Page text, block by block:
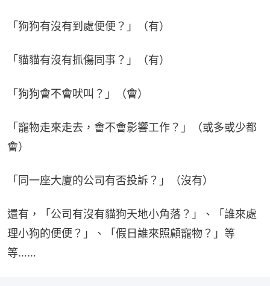
「狗狗有沒有到處便便？」（有）
「貓貓有沒有抓傷同事？」（有）
「狗狗會不會吠叫？」（會）
「寵物走來走去，會不會影響工作？」（或多或少都
會）
「同一座大廈的公司有否投訴？」（沒有）
還有，「公司有沒有貓狗天地小角落？」、「誰來處
理小狗的便便？」、「假日誰來照顧寵物？」等
等……